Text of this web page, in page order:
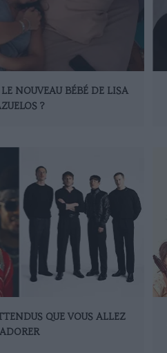
NOUVEAU BÉBÉ DE LISA
?
QUE VOUS ALLEZ
ADORER